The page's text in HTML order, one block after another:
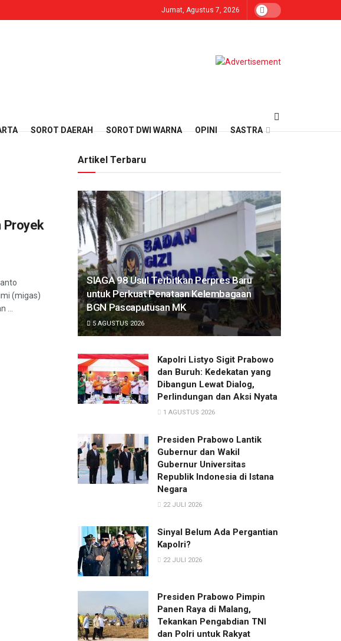
Jumat, Agustus 7, 2026
SOROT DAERAH SOROT DWI WARNA OPINI SASTRA
Proyek
(migas)
...
Artikel Terbaru
SIAGA 98 Usul Terbitkan Perpres Baru
untuk Perkuat Penataan Kelembagaan
BGN Pascaputusan MK
5 AGUSTUS 2026
Kapolri Listyo Sigit Prabowo
dan Buruh: Kedekatan yang
Dibangun Lewat Dialog,
Perlindungan dan Aksi Nyata
1 AGUSTUS 2026
Presiden Prabowo Lantik
Gubernur dan Wakil
Gubernur Universitas
Republik Indonesia di Istana
Negara
22 JULI 2026
Sinyal Belum Ada Pergantian
Kapolri?
22 JULI 2026
Presiden Prabowo Pimpin
Panen Raya di Malang,
Tekankan Pengabdian TNI
dan Polri untuk Rakyat